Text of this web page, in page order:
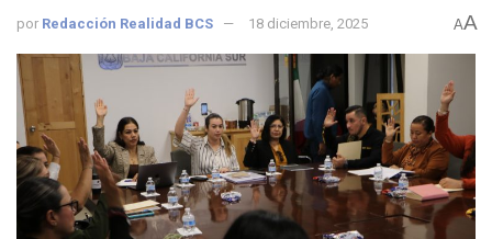
por Redacción Realidad BCS 18 diciembre, 2025 AA